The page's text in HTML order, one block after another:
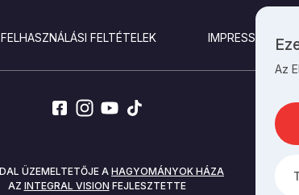
FELHASZNÁLÁSI FELTÉTELEK IMPRESSZUM
ÜZEMELTETŐJE AHAGYOMÁNYOK HÁZA
AZ INTEGRAL VISION FEJLESZTETTE
k
Az